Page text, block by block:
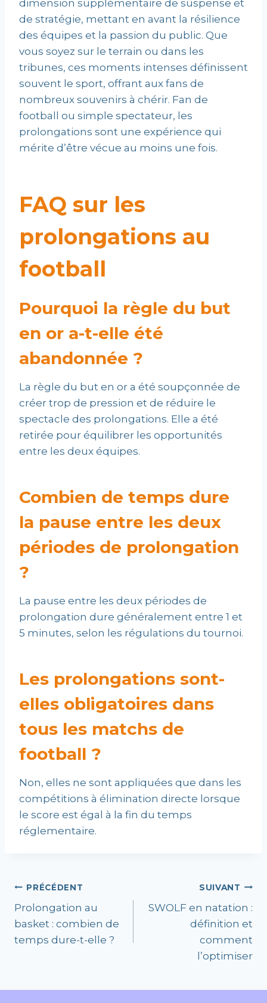
dimension supplémentaire de suspense et
de stratégie, mettant en avant la résilience
des équipes et la passion du public. Que
vous soyez sur le terrain ou dans les
tribunes, ces moments intenses définissent
souvent le sport, offrant aux fans de
nombreux souvenirs à chérir. Fan de
football ou simple spectateur, les
prolongations sont une expérience qui
mérite d’être vécue au moins une fois.
FAQ sur les
prolongations au
football
Pourquoi la règle du but
en or a-t-elle été
abandonnée ?
La règle du but en or a été soupçonnée de
créer trop de pression et de réduire le
spectacle des prolongations. Elle a été
retirée pour équilibrer les opportunités
entre les deux équipes.
Combien de temps dure
la pause entre les deux
périodes de prolongation
?
La pause entre les deux périodes de
prolongation dure généralement entre 1 et
5 minutes, selon les régulations du tournoi.
Les prolongations sont-
elles obligatoires dans
tous les matchs de
football ?
Non, elles ne sont appliquées que dans les
compétitions à élimination directe lorsque
le score est égal à la fin du temps
réglementaire.
Navigation
de
PRÉCÉDENT
Prolongation au
basket : combien de
temps dure-t-elle ?
SUIVANT
SWOLF en natation :
définition et
comment
l’optimiser